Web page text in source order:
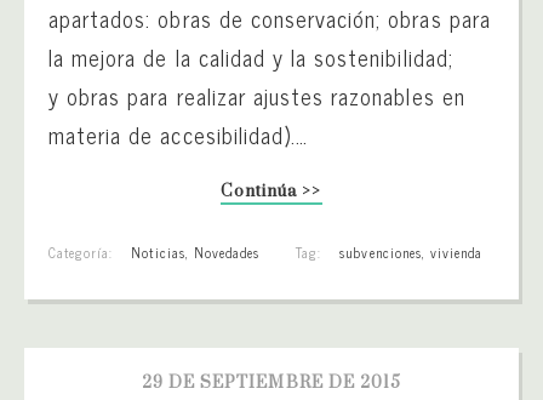
apartados: obras de conservación; obras para
la mejora de la calidad y la sostenibilidad;
y obras para realizar ajustes razonables en
materia de accesibilidad).…
Continúa >>
Categoría: Noticias, Novedades Tag: subvenciones, vivienda
29 DE SEPTIEMBRE DE 2015